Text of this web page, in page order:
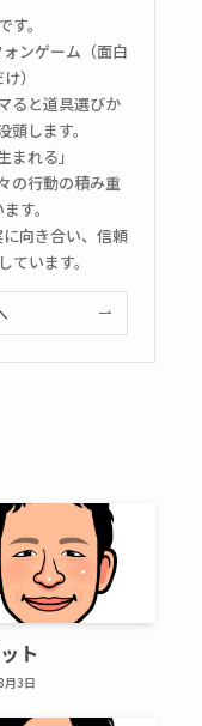
。
ンゲーム（面白
）
ると道具選びか
します。
れる」
の行動の積み重
す。
向き合い、信頼
います。
ト
月3日